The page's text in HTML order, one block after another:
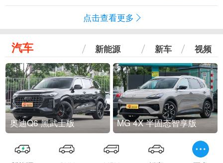
点击查看更多
汽车 新能源 新车 视频
奥迪Q6 黑武士版 MG 4X 半固态智享版